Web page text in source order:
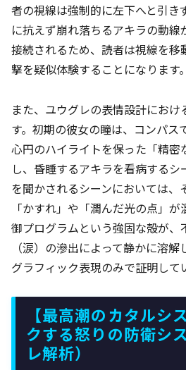
者の視線は強制的に左下へと引き
に抗えず崩れ落ちるアキラの動線
接続されるため、読者は視線を
撃を疑似体験することになります。
また、ユウグレの表情設計におけ
す。初期の彼女の瞳は、コンパス
心円のハイライトを保った「精密
し、昏睡するアキラを看病する
を聞かされるシーンにおいては、
「かすれ」や「潤んだ光の点」
御プログラムという強固な殻が、
（涙）の滲出によって静かに溶
グラフィック表現のみで証明して
【最高潮のカタルシ
クする怒りの防衛シ
レ解析）